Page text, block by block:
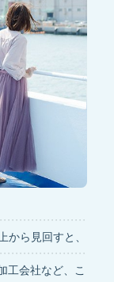
ら見回すと、
工会社など、こ